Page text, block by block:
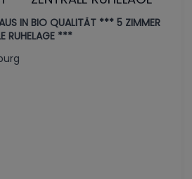
IN BIO QUALITÄT *** 5 ZIMMER
RUHELAGE ***